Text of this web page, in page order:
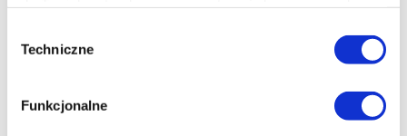
Poza plikami, które są nam niezbędne do prawidłowego
i bezpiecznego działania serwisu - są także takie, które
wymagają Twojej zgody.
zgody
Techniczne
Funkcjonalne
24.99 zł
Na prezent